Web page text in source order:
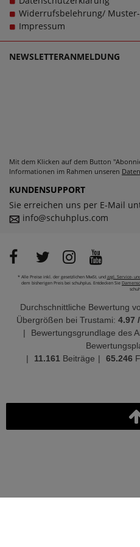
zu machen, denn
Puma für Herren
einem echten Trageerlebnis
Widerrufsbelehrung/
Impressum
NEWSLETTERANMELDUNG
Mit dem Klicken auf dem Button
Informationen im Rahmen unseren
KUNDENSUPPORT
Sie erreichen uns per E-Mail
info@schuhplus.com
* Alle Preise inkl. der gesetzlichen MwSt. und zzgl. Service-
dem bisherigen Preis bei schuhplus. Entdecken Sie
Durchschnittliche Bewertung
Übergrößen bei Trustami: 4.97 /
|
Bewertungsgrundlage des
|
11.161 Beiträge | 65.246